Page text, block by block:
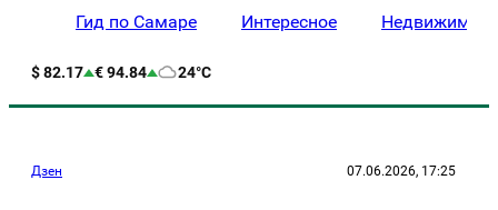
Гид по Самаре Интересное
$ 82.17 € 94.84 24°C
Дзен 07.06.2026, 17:25